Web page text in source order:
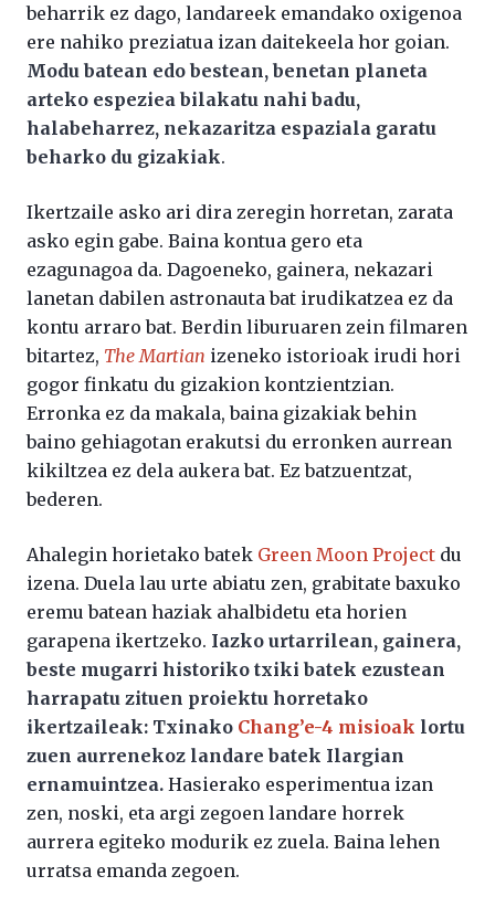
beharrik ez dago, landareek emandako oxigenoa
ere nahiko preziatua izan daitekeela hor goian.
Modu batean edo bestean, benetan planeta
arteko espeziea bilakatu nahi badu,
halabeharrez, nekazaritza espaziala garatu
beharko du gizakiak.
Ikertzaile asko ari dira zeregin horretan, zarata
asko egin gabe. Baina kontua gero eta
ezagunagoa da. Dagoeneko, gainera, nekazari
lanetan dabilen astronauta bat irudikatzea ez da
kontu arraro bat. Berdin liburuaren zein filmaren
bitartez, The Martian izeneko istorioak irudi hori
gogor finkatu du gizakion kontzientzian.
Erronka ez da makala, baina gizakiak behin
baino gehiagotan erakutsi du erronken aurrean
kikiltzea ez dela aukera bat. Ez batzuentzat,
bederen.
Ahalegin horietako batek Green Moon Project du
izena. Duela lau urte abiatu zen, grabitate baxuko
eremu batean haziak ahalbidetu eta horien
garapena ikertzeko. Iazko urtarrilean, gainera,
beste mugarri historiko txiki batek ezustean
harrapatu zituen proiektu horretako
ikertzaileak: Txinako Chang’e-4 misioak lortu
zuen aurrenekoz landare batek Ilargian
ernamuintzea. Hasierako esperimentua izan
zen, noski, eta argi zegoen landare horrek
aurrera egiteko modurik ez zuela. Baina lehen
urratsa emanda zegoen.